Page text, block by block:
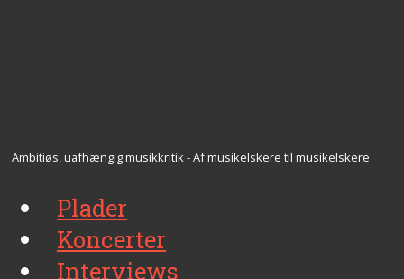
Ambitiøs, uafhængig musikkritik - Af musikelskere til musikelskere
Plader
Koncerter
Interviews